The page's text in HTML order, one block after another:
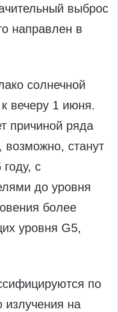
выброс
направлен в
солнечной
вечеру 1 июня.
причиной ряда
возможно, станут
с
до уровня
более
уровня G5,
по
излучения на